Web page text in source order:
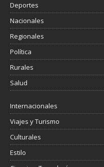
Deportes
Nacionales
Regionales
Política
Rurales
Salud
Internacionales
Viajes y Turismo
Culturales
Estilo